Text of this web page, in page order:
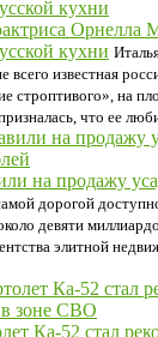
Орнелла
кухни
известная
строптивого», на
что ее
на продажу
дорогой
девяти
элитной
Ка-52 стал